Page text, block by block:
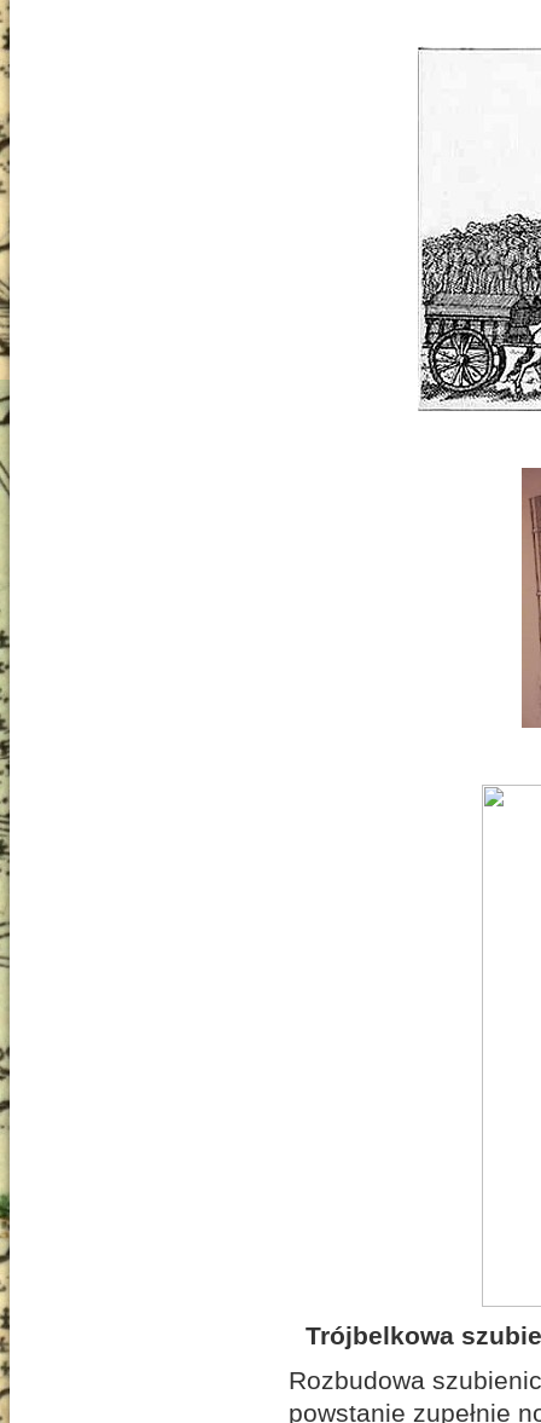
Trójbelkowa
Rozbudowa
powstanie zupełnie